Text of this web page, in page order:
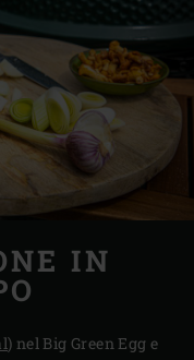
IN
) nel Big Green Egg e